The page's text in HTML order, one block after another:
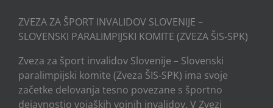
ZVEZA ZA ŠPORT INVALIDOV SLOVENIJE –
SLOVENSKI PARALIMPIJSKI KOMITE (ZVEZA ŠIS-SPK)
Zveza za šport invalidov Slovenije – Slovenski
paralimpijski komite (Zveza ŠIS-SPK) ima svoje
začetke delovanja tesno povezane s športno
dejavnostjo vojaških vojnih invalidov. V Zvezi